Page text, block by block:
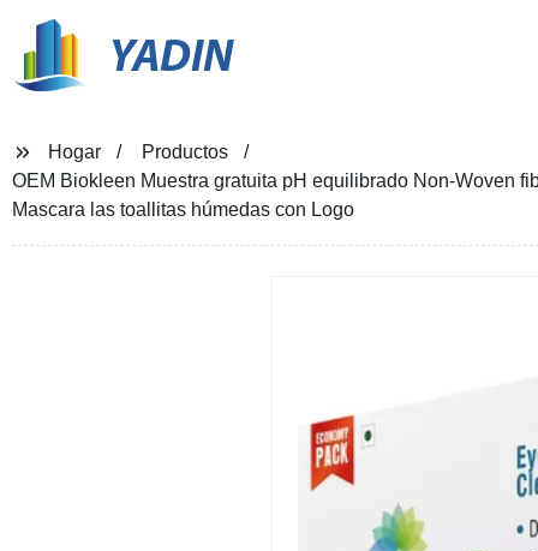
YADIN
Hogar
Productos
OEM Biokleen Muestra gratuita pH equilibrado Non-Woven
Mascara las toallitas húmedas con Logo